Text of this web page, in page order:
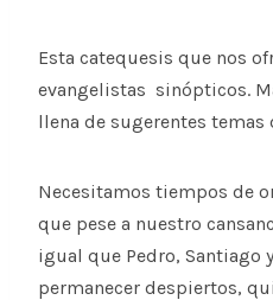
Esta catequesis que nos
evangelistas sinópticos.
llena de sugerentes temas
Necesitamos tiempos de
que pese a nuestro
igual que Pedro, Santiago
permanecer despiertos,